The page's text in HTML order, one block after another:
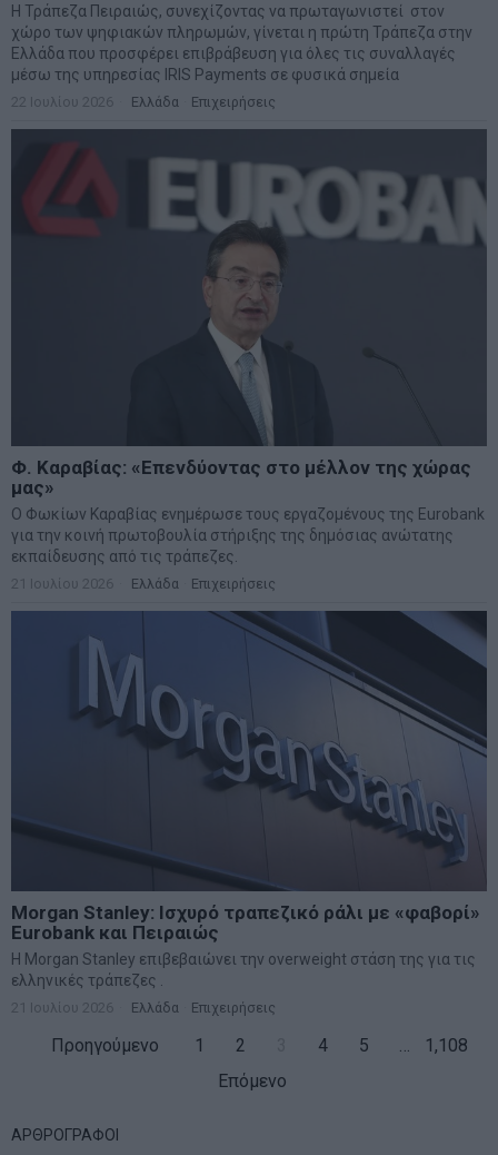
Η Τράπεζα Πειραιώς, συνεχίζοντας να πρωταγωνιστεί στον
χώρο των ψηφιακών πληρωμών, γίνεται η πρώτη Τράπεζα στην
Ελλάδα που προσφέρει επιβράβευση για όλες τις συναλλαγές
μέσω της υπηρεσίας IRIS Payments σε φυσικά σημεία
22 Ιουλίου 2026 Ελλάδα Επιχειρήσεις
Φ. Καραβίας: «Επενδύοντας στο μέλλον της χώρας
μας»
Ο Φωκίων Καραβίας ενημέρωσε τους εργαζομένους της Eurobank
για την κοινή πρωτοβουλία στήριξης της δημόσιας ανώτατης
εκπαίδευσης από τις τράπεζες.
21 Ιουλίου 2026 Ελλάδα Επιχειρήσεις
Morgan Stanley: Ισχυρό τραπεζικό ράλι με «φαβορί»
Eurobank και Πειραιώς
Η Morgan Stanley επιβεβαιώνει την overweight στάση της για τις
ελληνικές τράπεζες .
21 Ιουλίου 2026 Ελλάδα Επιχειρήσεις
Προηγούμενο 1 2 4 5
1,108
Επόμενο
ΑΡΘΡΟΓΡΑΦΟΙ